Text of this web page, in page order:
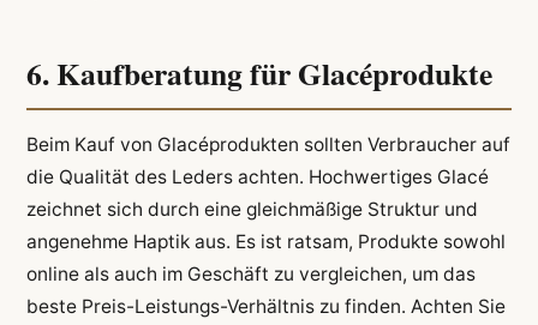
6. Kaufberatung für Glacéprodukte
Beim Kauf von Glacéprodukten sollten Verbraucher auf
die Qualität des Leders achten. Hochwertiges Glacé
zeichnet sich durch eine gleichmäßige Struktur und
angenehme Haptik aus. Es ist ratsam, Produkte sowohl
online als auch im Geschäft zu vergleichen, um das
beste Preis-Leistungs-Verhältnis zu finden. Achten Sie